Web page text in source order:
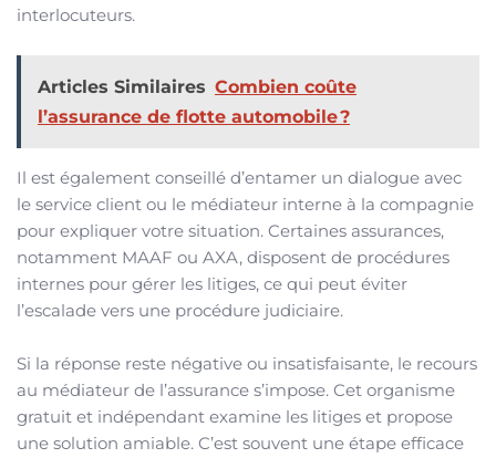
interlocuteurs.
Articles Similaires Combien coûte
l’assurance de flotte automobile ?
Il est également conseillé d’entamer un dialogue avec
le service client ou le médiateur interne à la compagnie
pour expliquer votre situation. Certaines assurances,
notamment MAAF ou AXA, disposent de procédures
internes pour gérer les litiges, ce qui peut éviter
l’escalade vers une procédure judiciaire.
Si la réponse reste négative ou insatisfaisante, le recours
au médiateur de l’assurance s’impose. Cet organisme
gratuit et indépendant examine les litiges et propose
une solution amiable. C’est souvent une étape efficace